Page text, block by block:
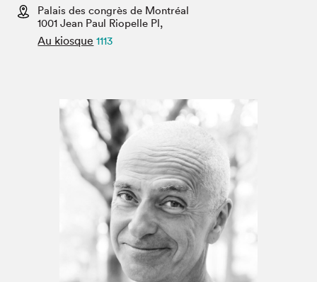
Espace médias
Palais des congrès de Montréal
1001 Jean Paul Riopelle Pl,
Au kiosque 1113